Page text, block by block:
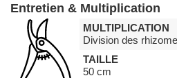
Entretien & Multiplication
MULTIPLICATION
Division des
TAILLE
50 cm